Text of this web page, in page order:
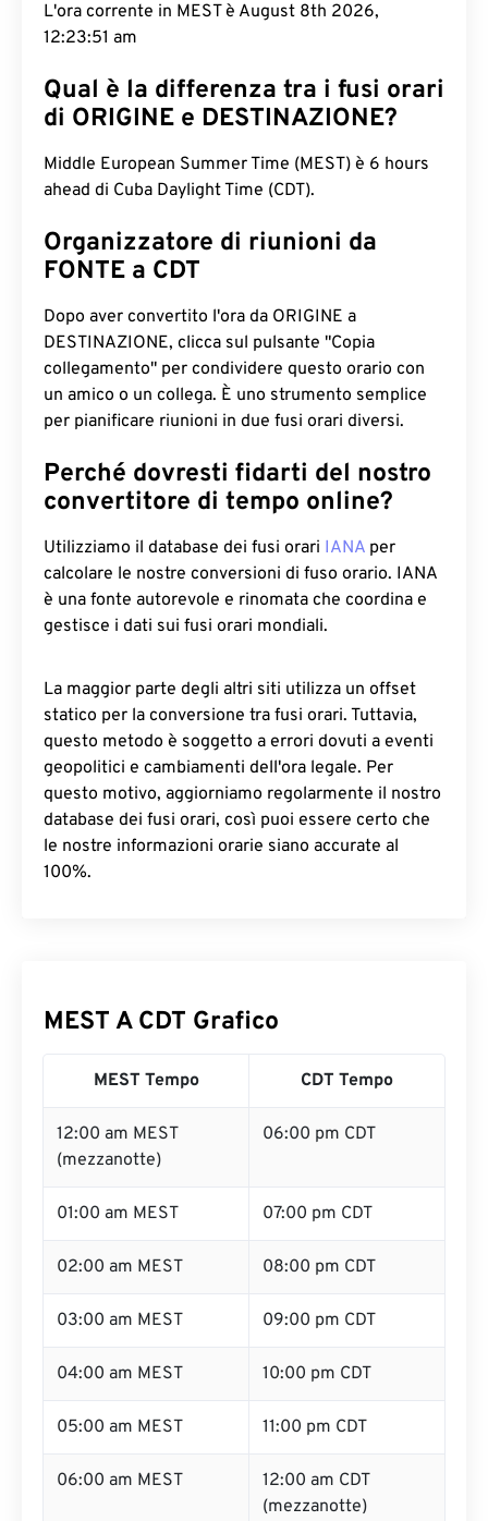
L'ora corrente in MEST è August 8th 2026,
12:23:52 am
Qual è la differenza tra i fusi orari
di ORIGINE e DESTINAZIONE?
Middle European Summer Time (MEST) è 6 hours
ahead di Cuba Daylight Time (CDT).
Organizzatore di riunioni da
FONTE a CDT
Dopo aver convertito l'ora da ORIGINE a
DESTINAZIONE, clicca sul pulsante "Copia
collegamento" per condividere questo orario con
un amico o un collega. È uno strumento semplice
per pianificare riunioni in due fusi orari diversi.
Perché dovresti fidarti del nostro
convertitore di tempo online?
Utilizziamo il database dei fusi orari IANA per
calcolare le nostre conversioni di fuso orario. IANA
è una fonte autorevole e rinomata che coordina e
gestisce i dati sui fusi orari mondiali.
La maggior parte degli altri siti utilizza un offset
statico per la conversione tra fusi orari. Tuttavia,
questo metodo è soggetto a errori dovuti a eventi
geopolitici e cambiamenti dell'ora legale. Per
questo motivo, aggiorniamo regolarmente il nostro
database dei fusi orari, così puoi essere certo che
le nostre informazioni orarie siano accurate al
100%.
MEST A CDT Grafico
MEST Tempo CDT Tempo
12:00 am MEST
(mezzanotte)
06:00 pm CDT
01:00 am MEST 07:00 pm CDT
02:00 am MEST 08:00 pm CDT
03:00 am MEST 09:00 pm CDT
04:00 am MEST 10:00 pm CDT
05:00 am MEST 11:00 pm CDT
06:00 am MEST
12:00 am CDT
(mezzanotte)